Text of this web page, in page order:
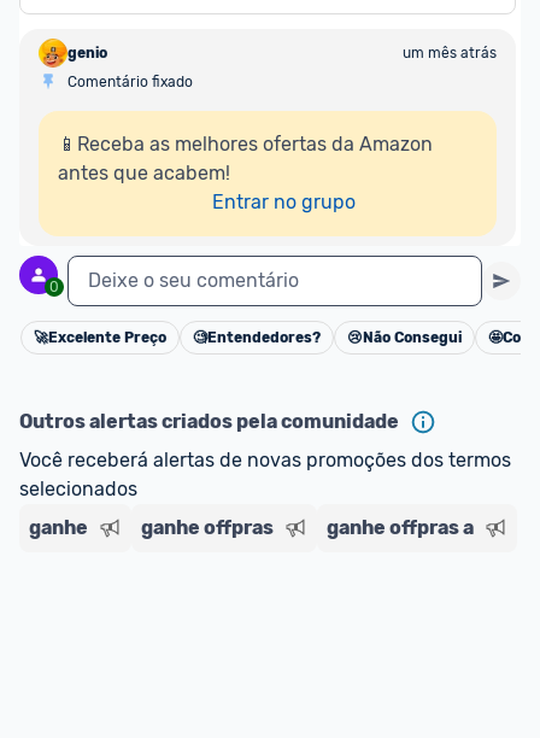
genio
um mês atrás
Comentário fixado
📱Receba as melhores ofertas da Amazon
antes que acabem!
Entrar no grupo
0 Deixe o seu comentário
Cancelar
🚀Excelente Preço 🧐Entendedores? 😢 Não Consegui 🤩
Outros alertas criados pela comunidade
Você receberá alertas de novas promoções dos termos
selecionados
ganhe
ganhe offpras ganhe offpras a